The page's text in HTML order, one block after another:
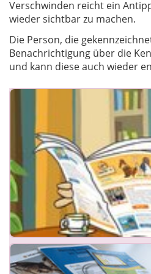
Verschwinden reicht ein
wieder sichtbar zu machen.
Die Person, die
Benachrichtigung über die
und kann diese auch wieder